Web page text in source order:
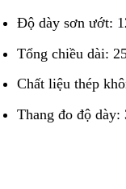
Độ dày sơn ướt:
Tổng chiều dài:
Chất liệu thép
Thang đo độ